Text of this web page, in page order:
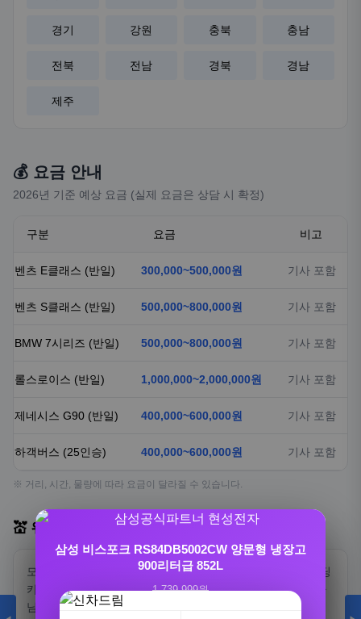
경기 강원 충북 충남
전북 전남 경북 경남
제주
💰 요금 안내
2026년 기준 예상 요금 (실제 요금은 상담 시 확정)
구분 요금 비고
벤츠 E클래스 (반일) 300,000~500,000원 기사 포함
벤츠 S클래스 (반일) 500,000~800,000원 기사 포함
BMW 7시리즈 (반일) 500,000~800,000원 기사 포함
롤스로이스 (반일) 1,000,000~2,000,000원 기사 포함
제네시스 G90 (반일) 400,000~600,000원 기사 포함
하객버스 (25인승) 400,000~600,000원 기사 포함
※ 거리, 시간, 물량에 따라 요금이 달라질 수 있습니다.
💒 웨딩카 서비스 소개
모두의웨딩카는 전국 어디서나 편리하게 이용할 수 있는 웨딩
카 서비스입니다. 특별한 날을 위한 최고급 차량과 전문 기사
님이 행복한 결혼식을 만들어드립니다.
트리아티 가스핏 유산균 덴마크 100억 배에 가스
프로바이오틱스 30…
삼성 비스포크 RS84DB5002CW 양문형 냉장고
900리터급 852L
1,739,999원